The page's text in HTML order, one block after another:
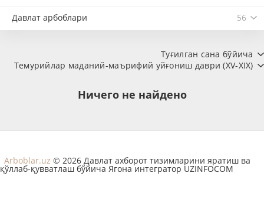
Давлат арбоблари 56
Туғилган сана бўйича
Темурийлар маданий-маърифий уйғониш даври (XV-XIX)
Ничего не найдено
Arboblar.uz © 2026 Давлат ахборот тизимларини яратиш ва
қўллаб-қувватлаш бўйича Ягона интегратор UZINFOCOM